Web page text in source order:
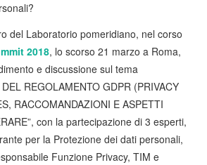
del Laboratorio pomeridiano, nel corso
2018, lo scorso 21 marzo a Roma,
e discussione sul tema
REGOLAMENTO GDPR (PRIVACY
RACCOMANDAZIONI E ASPETTI
con la partecipazione di 3 esperti,
per la Protezione dei dati personali,
Funzione Privacy, TIM e